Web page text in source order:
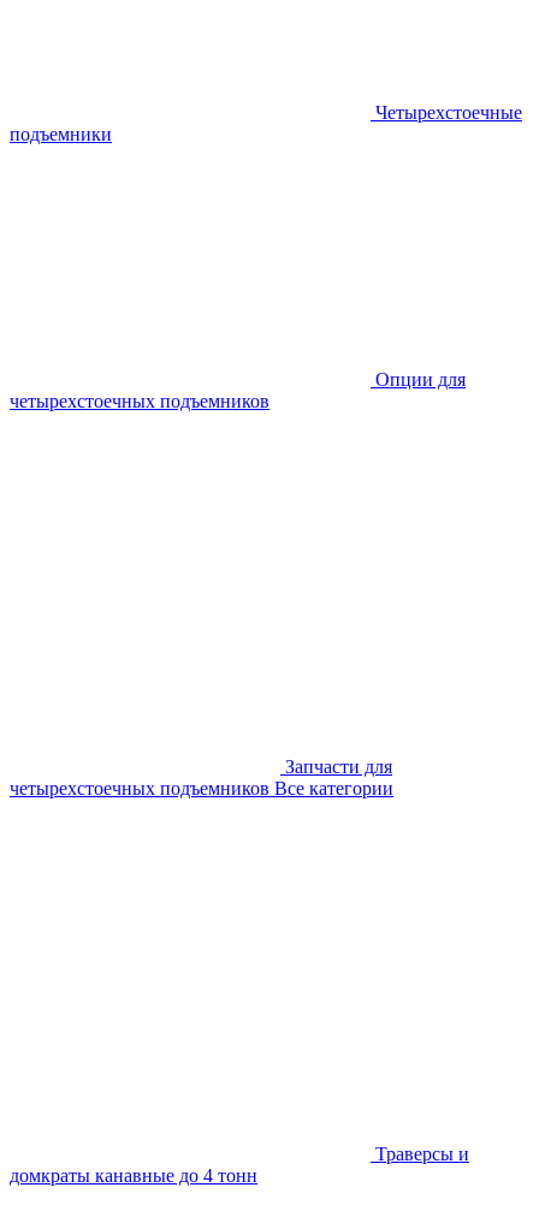
Четырехстоечные
подъемники
Опции для
четырехстоечных подъемников
Запчасти для
четырехстоечных подъемников Все категории
Траверсы и
домкраты канавные до 4 тонн